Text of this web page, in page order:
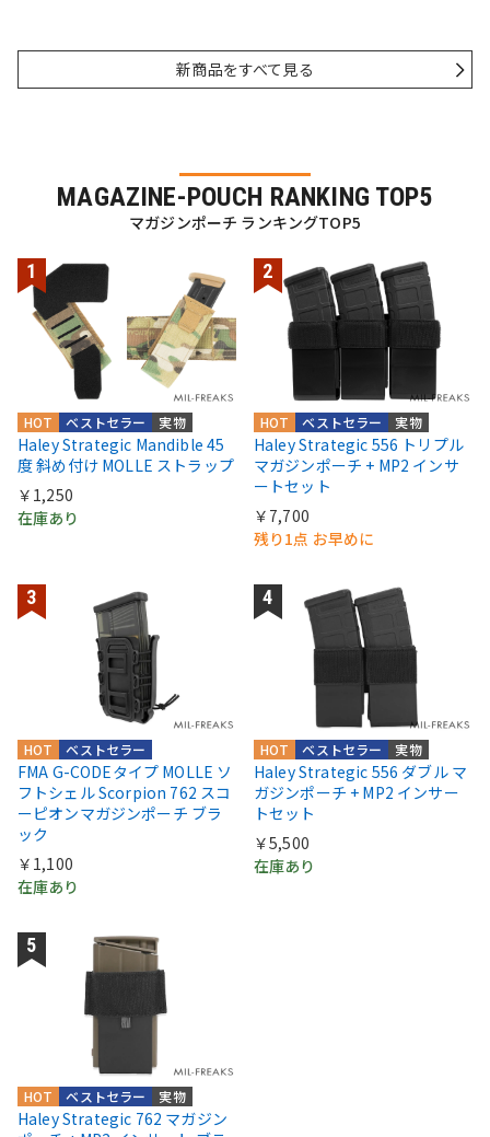
新商品をすべて見る
MAGAZINE-POUCH RANKING TOP5
マガジンポーチ ランキングTOP5
実物
ベストセラー
HOT
Haley Strategic Mandible 45
度 斜め付け MOLLE ストラップ
￥1,250
在庫あり
実物
ベストセラー
HOT
Haley Strategic 556 トリプル
マガジンポーチ + MP2 インサ
ートセット
￥7,700
残り1点 お早めに
ベストセラー
HOT
FMA G-CODEタイプ MOLLE ソ
フトシェル Scorpion 762 スコ
ーピオンマガジンポーチ ブラ
ック
￥1,100
在庫あり
実物
ベストセラー
HOT
Haley Strategic 556 ダブル マ
ガジンポーチ + MP2 インサー
トセット
￥5,500
在庫あり
実物
ベストセラー
HOT
Haley Strategic 762 マガジン